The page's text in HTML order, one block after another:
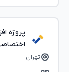
پروژه
تهران